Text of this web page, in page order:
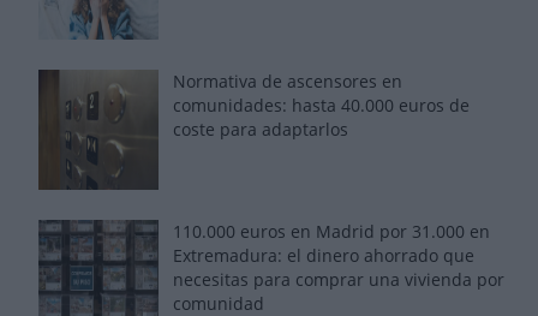
Normativa de ascensores en
comunidades: hasta 40.000 euros de
coste para adaptarlos
110.000 euros en Madrid por 31.000 en
Extremadura: el dinero ahorrado que
necesitas para comprar una vivienda por
comunidad